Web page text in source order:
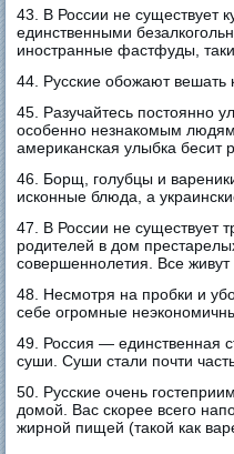
43. В России не существует
единственными
иностранные фастфуды,
44. Русские обожают вешать
45. Разучайтесь постоянно
особенно незнакомым
американская улыбка бесит
46. Борщ, голубцы и
исконные блюда, а
47. В России не существует
родителей в дом
совершеннолетия. Все живут
48. Несмотря на пробки и
себе огромные
49. Россия — единственная
суши. Суши стали почти
50. Русские очень
домой. Вас скорее всего
жирной пищей (такой как